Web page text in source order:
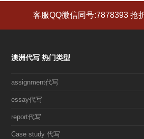
章:
客服QQ微信同号:7878393 抢
澳洲代写 热门类型
assignment代写
essay代写
report代写
Case study 代写